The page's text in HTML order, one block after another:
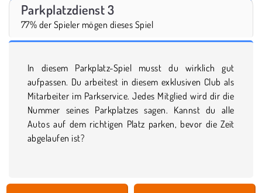
Parkplatzdienst 3
77% der Spieler mögen dieses Spiel
In diesem Parkplatz-Spiel musst du wirklich gut
aufpassen. Du arbeitest in diesem exklusiven Club als
Mitarbeiter im Parkservice. Jedes Mitglied wird dir die
Nummer seines Parkplatzes sagen. Kannst du alle
Autos auf dem richtigen Platz parken, bevor die Zeit
abgelaufen ist?